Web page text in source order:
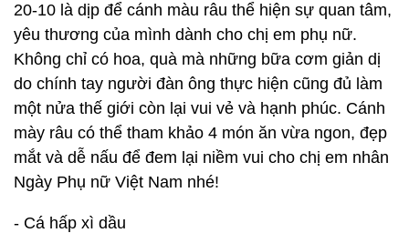
20-10 là dịp để cánh màu râu thể hiện sự quan tâm,
yêu thương của mình dành cho chị em phụ nữ.
Không chỉ có hoa, quà mà những bữa cơm giản dị
do chính tay người đàn ông thực hiện cũng đủ làm
một nửa thế giới còn lại vui vẻ và hạnh phúc. Cánh
mày râu có thể tham khảo 4 món ăn vừa ngon, đẹp
mắt và dễ nấu để đem lại niềm vui cho chị em nhân
Ngày Phụ nữ Việt Nam nhé!
- Cá hấp xì dầu